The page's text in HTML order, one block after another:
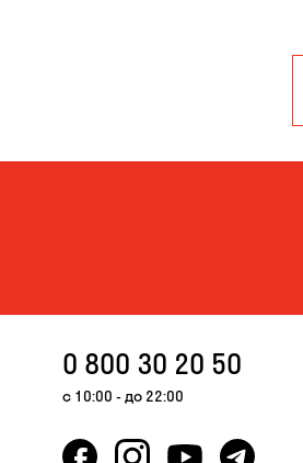
0 800 30 20 50
с 10:00 - до 22:00